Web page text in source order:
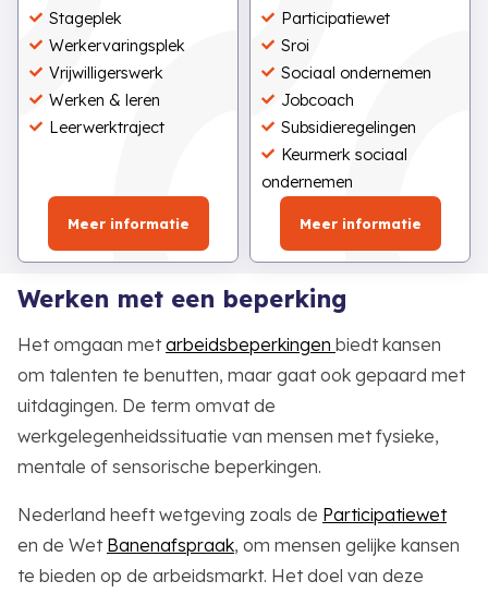
Stageplek
Werkervaringsplek
Vrijwilligerswerk
Werken & leren
Leerwerktraject
Meer informatie
Participatiewet
Sroi
Sociaal ondernemen
Jobcoach
Subsidieregelingen
Keurmerk sociaal
ondernemen
Meer informatie
Werken met een beperking
Het omgaan metarbeidsbeperkingen biedt kansen
om talenten te benutten, maar gaat ook gepaard met
uitdagingen. De term omvat de
werkgelegenheidssituatie van mensen met fysieke,
mentale of sensorische beperkingen.
Nederland heeft wetgeving zoals de Participatiewet
en de Wet Banenafspraak, om mensen gelijke kansen
te bieden op de arbeidsmarkt. Het doel van deze